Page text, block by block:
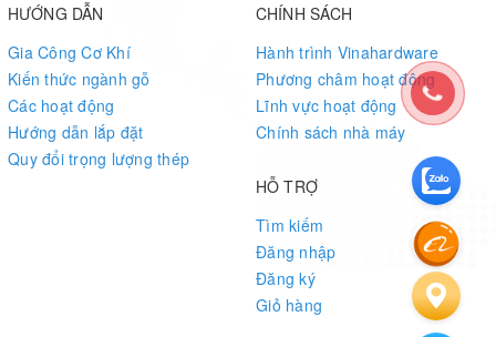
HƯỚNG DẪN
Gia Công Cơ Khí
Kiến thức ngành gỗ
Các hoạt động
Hướng dẫn lắp đặt
Quy đổi trọng lượng thép
CHÍNH SÁCH
Hành trình Vinahardware
Phương châm hoạt động
Lĩnh vực hoạt động
Chính sách nhà máy
HỖ TRỢ
Tìm kiếm
Đăng nhập
Đăng ký
Giỏ hàng